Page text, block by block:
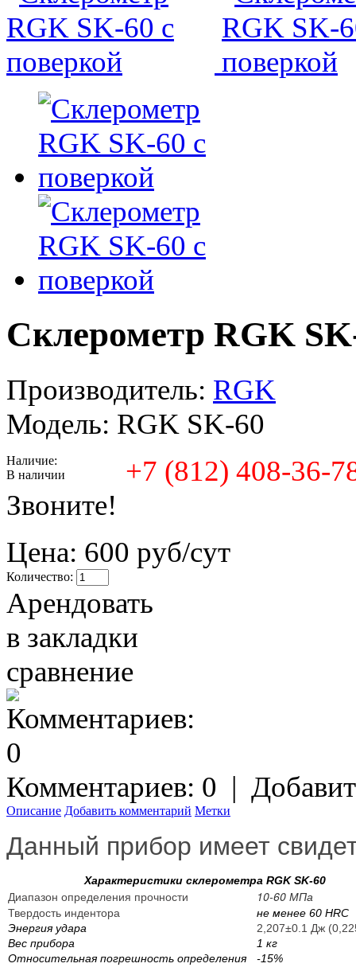
Склерометр RGK
Производитель: RGK
Модель: RGK SK-60
Наличие:
В наличии
+7 (812) 408-36-
Звоните!
Цена: 600 руб/сут
Количество:
Арендовать
в закладки
сравнение
Комментариев: 0 |
Описание Добавить комментарий Метки
Данный прибор имеет
Характеристики склерометра RGK SK-60
Диапазон определения прочности
10-60 МПа
Твердость индентора
не менее 60 HRC
Энергия удара
2,207±0.1 Дж
Вес прибора
1 кг
Относительная погрешность определения
-15%